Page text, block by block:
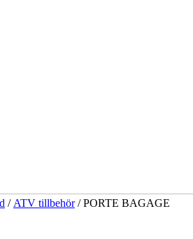
/ ATV tillbehör/ PORTE BAGAGE